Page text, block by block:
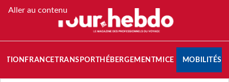
Aller au contenu
FRANCETRANSPORT HÉBERGEMENTMICE MOBILITÉS